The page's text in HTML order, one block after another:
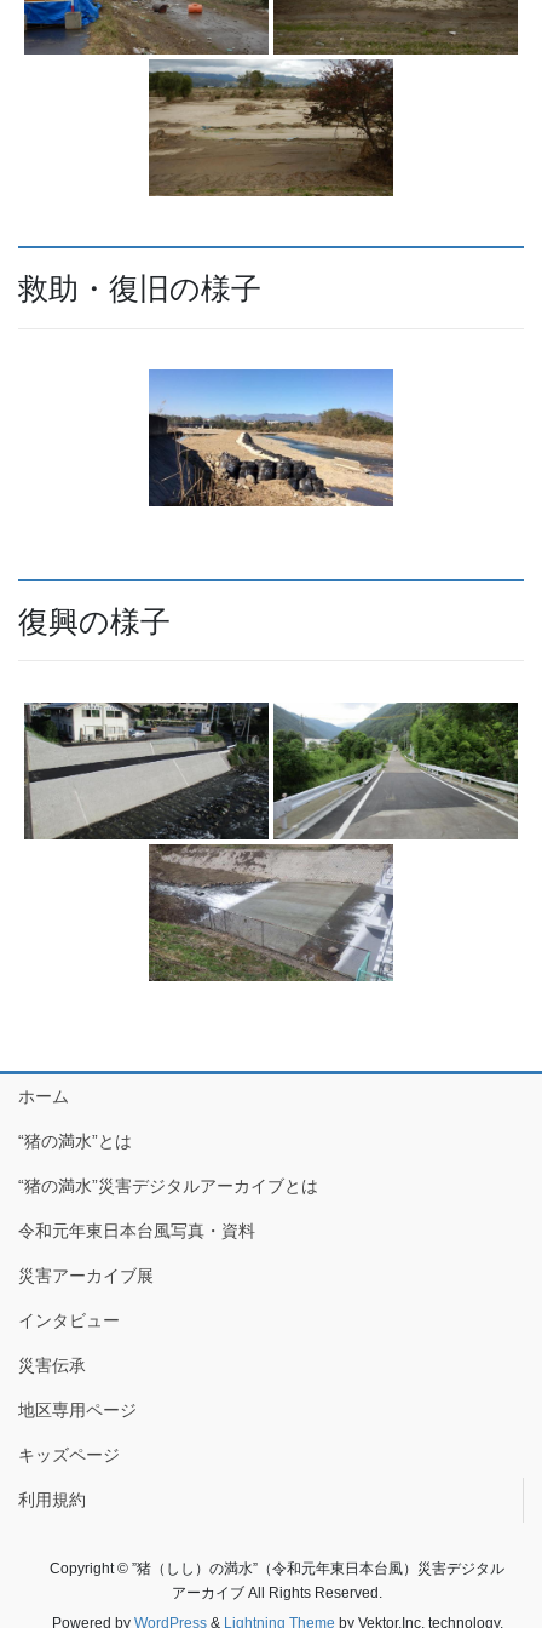
救助・復旧の様子
復興の様子
ホーム
“猪の満水”とは
“猪の満水”災害デジタルアーカイブとは
令和元年東日本台風写真・資料
災害アーカイブ展
インタビュー
災害伝承
地区専用ページ
キッズページ
利用規約
Copyright © ”猪（しし）の満水”（令和元年東日本台風）災害デジタル
アーカイブ All Rights Reserved.
Powered by WordPress& Lightning Theme by Vektor,Inc. technology.